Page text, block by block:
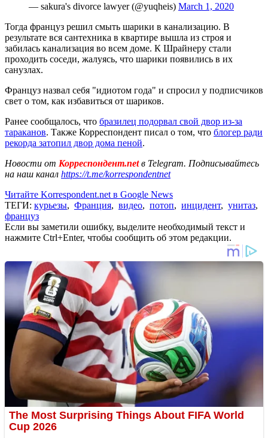
— sakura's divorce lawyer (@yuqheis) March 1, 2020
Тогда француз решил смыть шарики в канализацию. В
результате вся сантехника в квартире вышла из строя и
забилась канализация во всем доме. К Шрайнеру стали
проходить соседи, жалуясь, что шарики появились в их
санузлах.
Француз назвал себя "идиотом года" и спросил у подписчиков
свет о том, как избавиться от шариков.
Ранее сообщалось, что бразилец подорвал свой двор из-за
тараканов. Также Корреспондент писал о том, что блогер ради
рекорда затопил двор дома пеной.
Новости от Корреспондент.netв Telegram. Подписывайтесь
на наш канал https://t.me/korrespondentnet
Читайте Korrespondent.net в Google News
ТЕГИ: курьезы, Франция, видео, потоп, инцидент, унитаз,
француз
Если вы заметили ошибку, выделите необходимый текст и
нажмите Ctrl+Enter, чтобы сообщить об этом редакции.